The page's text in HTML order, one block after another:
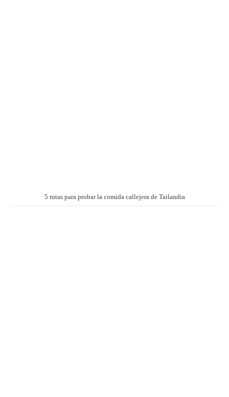
5 rutas para probar la comida callejera de Tailandia